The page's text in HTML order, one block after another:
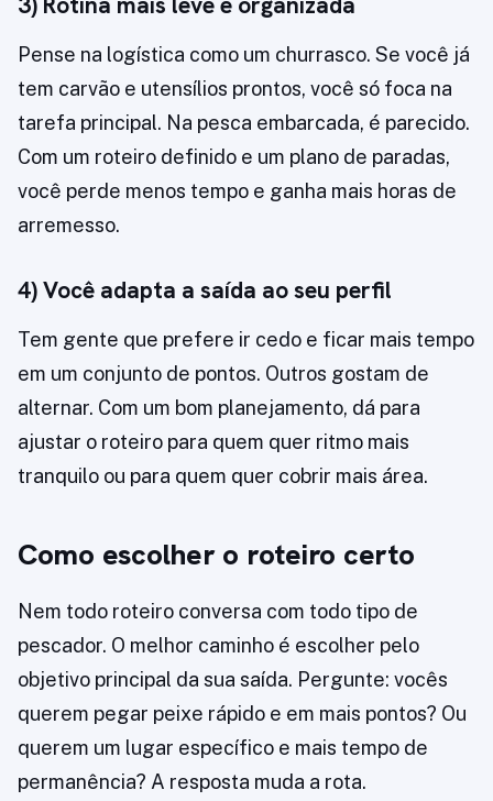
Pense na logística como um churrasco. Se você já
tem carvão e utensílios prontos, você só foca na
tarefa principal. Na pesca embarcada, é parecido.
Com um roteiro definido e um plano de paradas,
você perde menos tempo e ganha mais horas de
arremesso.
4) Você adapta a saída ao seu perfil
Tem gente que prefere ir cedo e ficar mais tempo
em um conjunto de pontos. Outros gostam de
alternar. Com um bom planejamento, dá para
ajustar o roteiro para quem quer ritmo mais
tranquilo ou para quem quer cobrir mais área.
Como escolher o roteiro certo
Nem todo roteiro conversa com todo tipo de
pescador. O melhor caminho é escolher pelo
objetivo principal da sua saída. Pergunte: vocês
querem pegar peixe rápido e em mais pontos? Ou
querem um lugar específico e mais tempo de
permanência? A resposta muda a rota.